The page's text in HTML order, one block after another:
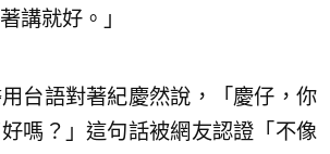
講就好。」
台語對著紀慶然說，「慶仔，你
嗎？」這句話被網友認證「不像